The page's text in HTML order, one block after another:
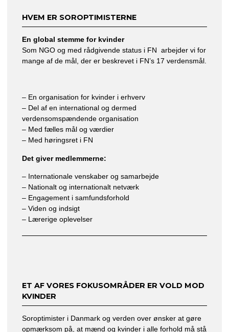
HVEM ER SOROPTIMISTERNE
En global stemme for kvinder
Som NGO og med rådgivende status i FN arbejder vi for
mange af de mål, der er beskrevet i FN’s 17 verdensmål.
– En organisation for kvinder i erhverv
– Del af en international og dermed
verdensomspændende organisation
– Med fælles mål og værdier
– Med høringsret i FN
Det giver medlemmerne:
– Internationale venskaber og samarbejde
– Nationalt og internationalt netværk
– Engagement i samfundsforhold
– Viden og indsigt
– Lærerige oplevelser
ET AF VORES FOKUSOMRÅDER ER VOLD MOD
KVINDER
Soroptimister i Danmark og verden over ønsker at gøre
opmærksom på, at mænd og kvinder i alle forhold må stå